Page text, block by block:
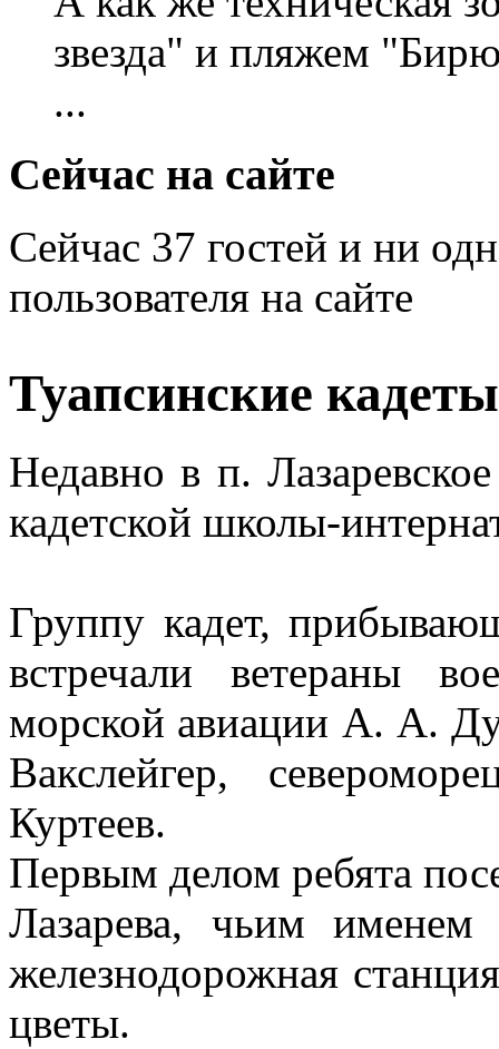
звезда" и пляжем
...
Сейчас на сайте
Сейчас 37 гостей и ни
пользователя на сайте
Туапсинские
Недавно в п.
кадетской школы-
Группу кадет,
встречали ветераны
морской авиации А. А.
Вакслейгер,
Куртеев.
Первым делом ребята
Лазарева, чьим
железнодорожная
цветы.